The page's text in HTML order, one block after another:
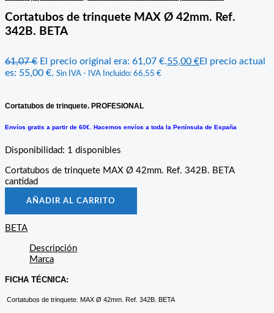
Cortatubos de trinquete MAX Ø 42mm. Ref.
342B. BETA
61,07€ El precio original era: 61,07 €.55,00 €El precio actual
es: 55,00 €. Sin IVA - IVA Incluido: 66,55 €
Cortatubos de trinquete. PROFESIONAL
Envíos gratis a partir de 60€. Hacemos envíos a toda la Península de España
Disponibilidad: 1 disponibles
Cortatubos de trinquete MAX Ø 42mm. Ref. 342B. BETA
cantidad
AÑADIR AL CARRITO
BETA
Descripción
Marca
FICHA TÉCNICA:
Cortatubos de trinquete. MAX Ø 42mm. Ref. 342B. BETA